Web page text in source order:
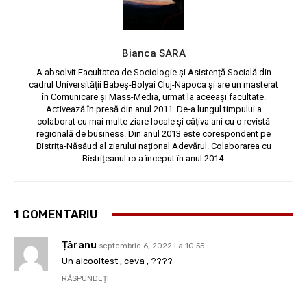
Bianca SARA
A absolvit Facultatea de Sociologie și Asistență Socială din
cadrul Universității Babeș-Bolyai Cluj-Napoca și are un masterat
în Comunicare și Mass-Media, urmat la aceeași facultate.
Activează în presă din anul 2011. De-a lungul timpului a
colaborat cu mai multe ziare locale și câțiva ani cu o revistă
regională de business. Din anul 2013 este corespondent pe
Bistrița-Năsăud al ziarului național Adevărul. Colaborarea cu
Bistrițeanul.ro a început în anul 2014.
1 COMENTARIU
Țăranu septembrie 6, 2022 La 10:55
Un alcooltest , ceva , ????
RĂSPUNDEȚI